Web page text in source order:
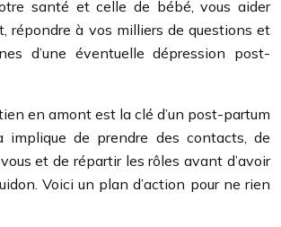
santé et celle de bébé, vous aider
répondre à vos milliers de questions et
d’une éventuelle dépression post-
en amont est la clé d’un post-partum
implique de prendre des contacts, de
et de répartir les rôles avant d’avoir
Voici un plan d’action pour ne rien